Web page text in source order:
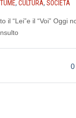
, CULTURA, SOCIETÀ
il “Lei”e il “Voi” Oggi
0